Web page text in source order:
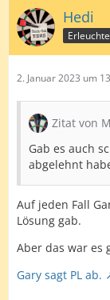
Hedi
2. Januar 2023 um
Zitat von
Gab es auch
abgelehnt
Auf jeden Fall
Lösung gab.
Aber das war es
Gary sagt PL ab.